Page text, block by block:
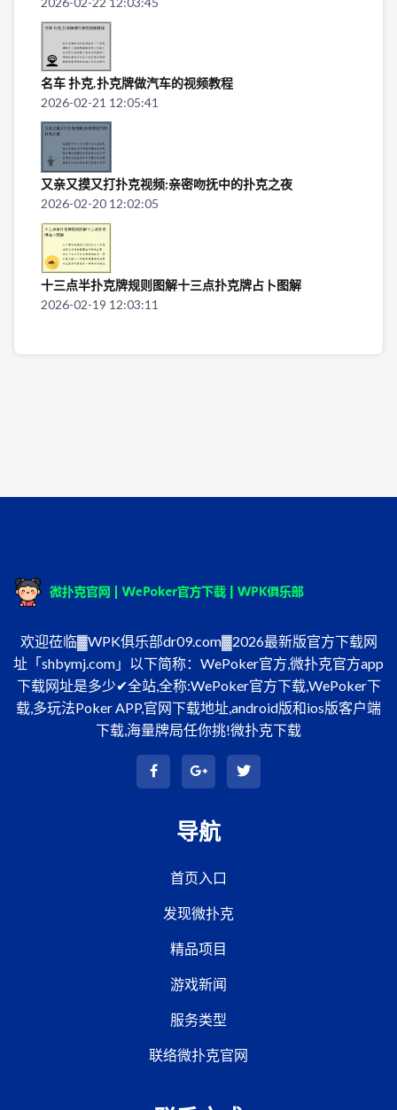
名车 扑克,扑克牌做汽车的视频教程
2026-02-21 12:05:41
又亲又摸又打扑克视频;亲密吻抚中的扑克之夜
2026-02-20 12:02:05
十三点半扑克牌规则图解十三点扑克牌占卜图解
2026-02-19 12:03:11
欢迎莅临▓WPK俱乐部dr09.com▓2026最新版官方下载网
址「shbymj.com」以下简称：WePoker官方,微扑克官方app
下载网址是多少✔全站,全称:WePoker官方下载,WePoker下
载,多玩法Poker APP,官网下载地址,android版和ios版客户端
下载,海量牌局任你挑!微扑克下载
导航
首页入口
发现微扑克
精品项目
游戏新闻
服务类型
联络微扑克官网